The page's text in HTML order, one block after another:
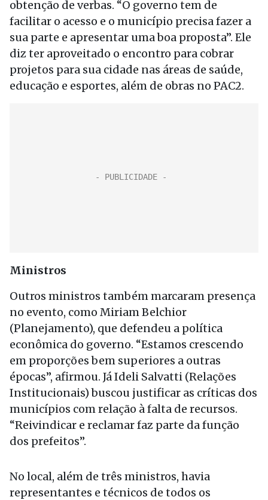
obtenção de verbas. “O governo tem de
facilitar o acesso e o município precisa fazer a
sua parte e apresentar uma boa proposta”. Ele
diz ter aproveitado o encontro para cobrar
projetos para sua cidade nas áreas de saúde,
educação e esportes, além de obras no PAC2.
Ministros
Outros ministros também marcaram presença
no evento, como Miriam Belchior
(Planejamento), que defendeu a política
econômica do governo. “Estamos crescendo
em proporções bem superiores a outras
épocas”, afirmou. Já Ideli Salvatti (Relações
Institucionais) buscou justificar as críticas dos
municípios com relação à falta de recursos.
“Reivindicar e reclamar faz parte da função
dos prefeitos”.
No local, além de três ministros, havia
representantes e técnicos de todos os